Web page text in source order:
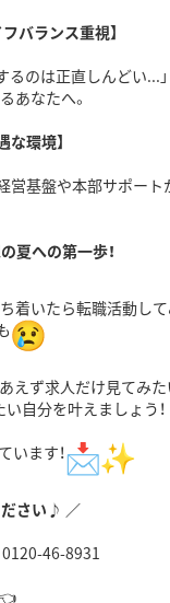
バランス重視】
のは正直しんどい...」
あなたへ。
な環境】
営基盤や本部サポート
夏への第一歩！
ち着いたら転職活動し
えず求人だけ見てみた
自分を叶えましょう！
います！
ださい♪ ／
46-8931